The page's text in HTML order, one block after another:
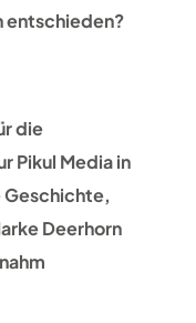
entschieden?
die
Pikul Media in
Geschichte,
Deerhorn